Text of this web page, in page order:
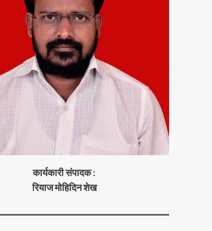
कार्यकारी संपादक :
रियाज मोहिदिन शेख